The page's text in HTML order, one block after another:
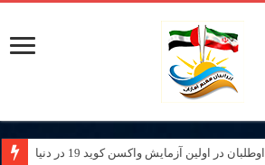
در اولین آزمایش واکسن کوید 19 در دنیا